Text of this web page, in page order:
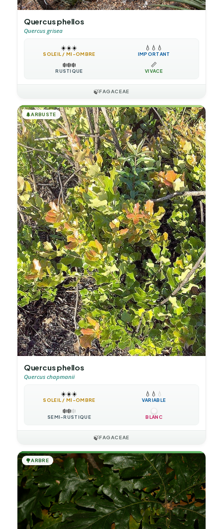
Quercus phellos
Quercus grisea
☀️☀️☀️
SOLEIL / MI-OMBRE
💧 💧 💧
IMPORTANT
❄️❄️❄️
RUSTIQUE
📏
VIVACE
🍃FAGACEAE
🌲ARBUSTE
Quercus phellos
Quercus chapmanii
☀️☀️☀️
SOLEIL / MI-OMBRE
💧 💧 💧
VARIABLE
❄️❄️❄️
SEMI-RUSTIQUE BLANC
🍃FAGACEAE
🌳ARBRE